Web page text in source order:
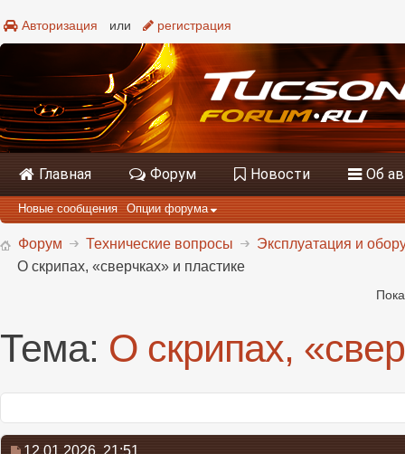
Авторизация или регистрация
Главная Форум Новости Об
Новые сообщения Опции форума
Форум Технические вопросы
Эксплуатация и
О скрипах, «сверчках» и пластике
Тема: О скрипах,